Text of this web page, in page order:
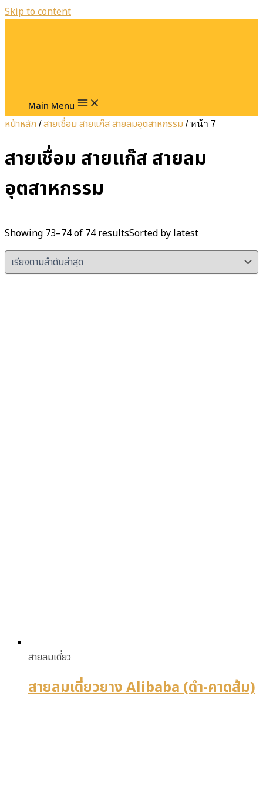
Skip to content
Main Menu
หน้าหลัก /สายเชื่อม สายแก๊ส สายลมอุตสาหกรรม / หน้า 7
สายเชื่อม สายแก๊ส สายลม
อุตสาหกรรม
Showing 73–74 of 74 resultsSorted by latest
สายลมเดี่ยว
สายลมเดี่ยวยาง Alibaba (ดำ-คาดส้ม)